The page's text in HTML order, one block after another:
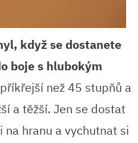
když se dostanete
boje s hlubokým
než 45 stupňů a
a těžší. Jen se dostat
hranu a vychutnat si